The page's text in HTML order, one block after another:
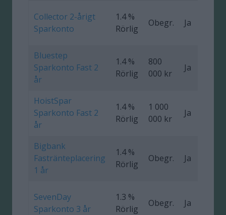
Collector 2-årigt
Sparkonto
1.4 %
Rörlig
Obegr. Ja
Bluestep
Sparkonto Fast 2
år
1.4 %
Rörlig
800
000 kr
Ja
HoistSpar
Sparkonto Fast 2
år
1.4 %
Rörlig
1 000
000 kr
Ja
Bigbank
Fastränteplacering
1 år
1.4 %
Rörlig
Obegr. Ja
SevenDay
Sparkonto 3 år
1.3 %
Rörlig
Obegr. Ja